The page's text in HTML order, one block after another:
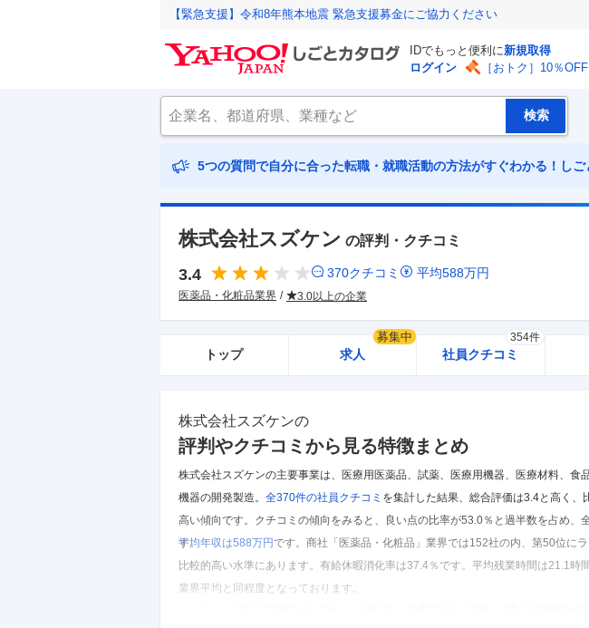
【緊急支援】令和8年熊本地震 緊急支援募金にご協力ください
IDでもっと便利に新規取得
ログイン
［おトク］10％
5つの質問で自分に合った転職・就職活動の方法がすぐわかる！し
株式会社スズケン の評判・クチコミ
3.4 370クチコミ 平均588万円
医薬品・化粧品業界 3.0以上の企業
トップ 求人
募集中
社員クチコミ
354件
株式会社スズケンの
評判やクチコミから見る特徴まとめ
株式会社スズケンの主要事業は、医療用医薬品、試薬、医療用機器、医療材料、食
機器の開発製造。 全370件の社員クチコミ を集計した結果、 総合評価は3.4と高く、
高い傾向です。 クチコミの傾向をみると、良い点の比率が53.0％と過半数を占め、
す。
平均年収は588万円です。 商社「医薬品・化粧品」業界では152社の内、第50位に
比較的高い水準にあります。 有給休暇消化率は37.4％です。 平均残業時間は21.1時
業界平均と同程度となっております。